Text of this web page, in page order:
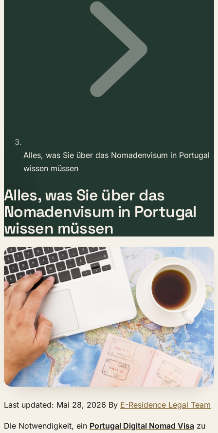
Alles, was Sie über das Nomadenvisum in Portugal
wissen müssen
Alles, was Sie über das
Nomadenvisum in Portugal
wissen müssen
Last updated: Mai 28, 2026 By E-Residence Legal Team
Die Notwendigkeit, ein Portugal Digital Nomad Visa zu